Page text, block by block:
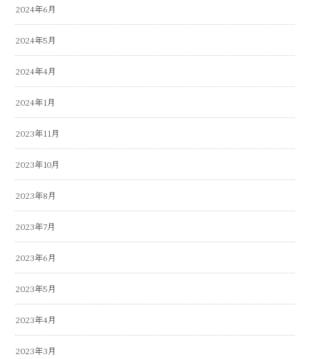
2024年6月
2024年5月
2024年4月
2024年1月
2023年11月
2023年10月
2023年8月
2023年7月
2023年6月
2023年5月
2023年4月
2023年3月